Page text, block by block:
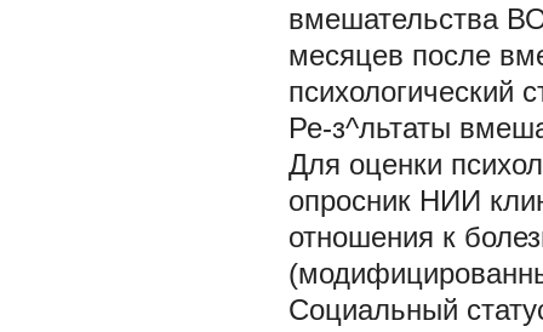
вмешательства
месяцев после
психологический
Ре-з^льтаты
Для оценки
опросник НИИ
отношения к
Социальный